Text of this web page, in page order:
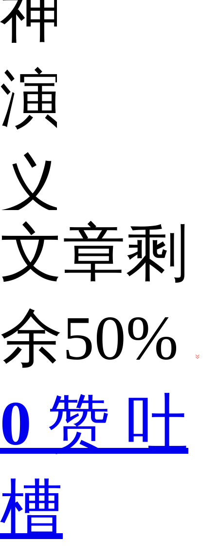
演
义》
是
道
教
跟
文章剩
余50%
0 赞 吐
槽